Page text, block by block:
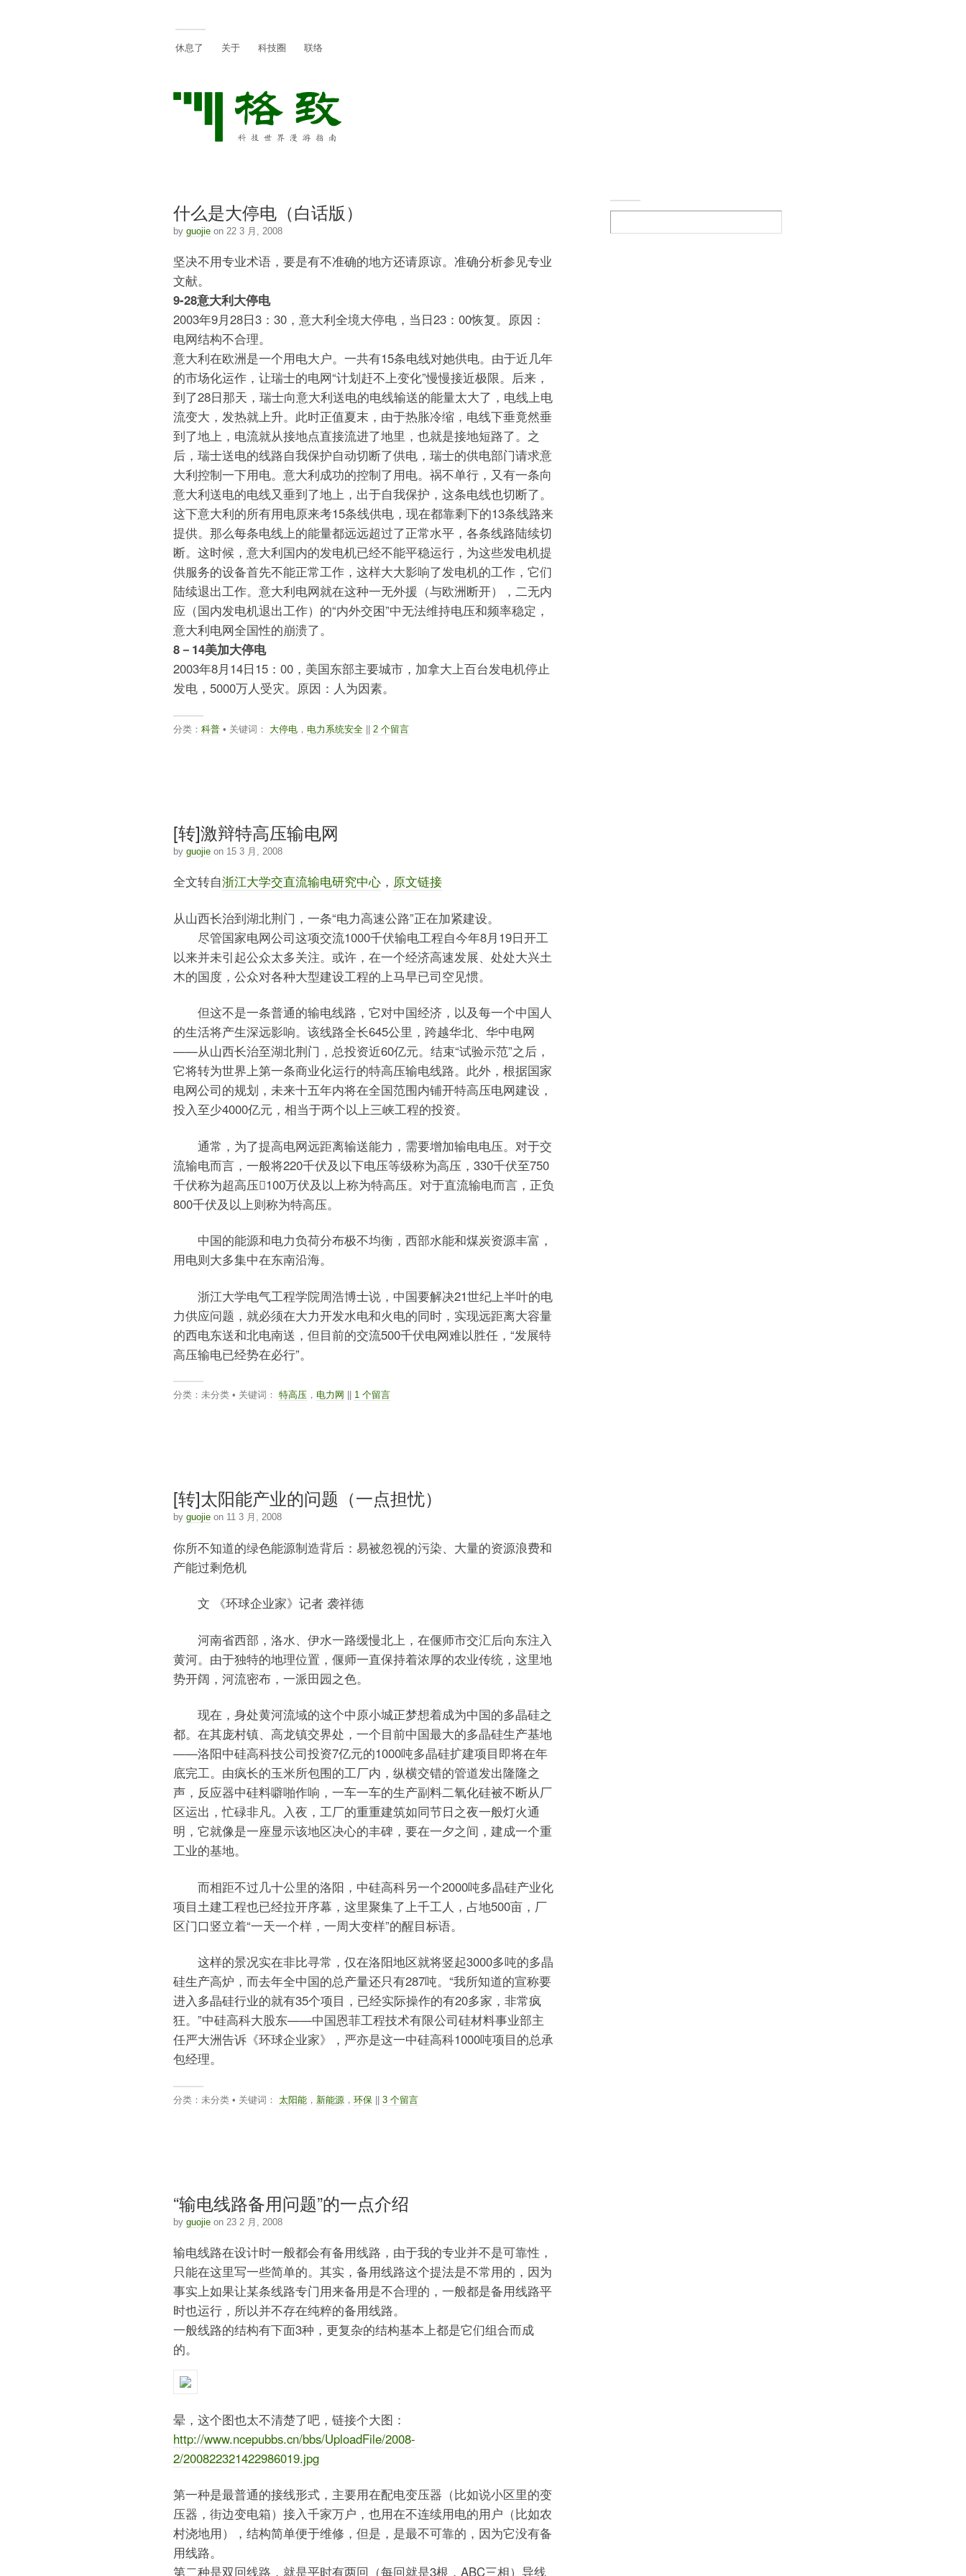
休息了 关于 科技圈 联络
什么是大停电（白话版）
by guojieon 22 3 月, 2008
坚决不用专业术语，要是有不准确的地方还请原谅。准确分析参见专业
文献。
9-28意大利大停电
2003年9月28日3：30，意大利全境大停电，当日23：00恢复。原因：
电网结构不合理。
意大利在欧洲是一个用电大户。一共有15条电线对她供电。由于近几年
的市场化运作，让瑞士的电网“计划赶不上变化”慢慢接近极限。后来，
到了28日那天，瑞士向意大利送电的电线输送的能量太大了，电线上电
流变大，发热就上升。此时正值夏末，由于热胀冷缩，电线下垂竟然垂
到了地上，电流就从接地点直接流进了地里，也就是接地短路了。之
后，瑞士送电的线路自我保护自动切断了供电，瑞士的供电部门请求意
大利控制一下用电。意大利成功的控制了用电。祸不单行，又有一条向
意大利送电的电线又垂到了地上，出于自我保护，这条电线也切断了。
这下意大利的所有用电原来考15条线供电，现在都靠剩下的13条线路来
提供。那么每条电线上的能量都远远超过了正常水平，各条线路陆续切
断。这时候，意大利国内的发电机已经不能平稳运行，为这些发电机提
供服务的设备首先不能正常工作，这样大大影响了发电机的工作，它们
陆续退出工作。意大利电网就在这种一无外援（与欧洲断开），二无内
应（国内发电机退出工作）的“内外交困”中无法维持电压和频率稳定，
意大利电网全国性的崩溃了。
8－14美加大停电
2003年8月14日15：00，美国东部主要城市，加拿大上百台发电机停止
发电，5000万人受灾。原因：人为因素。
分类： 科普• 关键词： 大停电， 电力系统安全|| 2 个留言
[转]激辩特高压输电网
by guojieon 15 3 月, 2008
全文转自浙江大学交直流输电研究中心， 原文链接
从山西长治到湖北荆门，一条“电力高速公路”正在加紧建设。
尽管国家电网公司这项交流1000千伏输电工程自今年8月19日开工
以来并未引起公众太多关注。或许，在一个经济高速发展、处处大兴土
木的国度，公众对各种大型建设工程的上马早已司空见惯。
但这不是一条普通的输电线路，它对中国经济，以及每一个中国人
的生活将产生深远影响。该线路全长645公里，跨越华北、华中电网
——从山西长治至湖北荆门，总投资近60亿元。结束“试验示范”之后，
它将转为世界上第一条商业化运行的特高压输电线路。此外，根据国家
电网公司的规划，未来十五年内将在全国范围内铺开特高压电网建设，
投入至少4000亿元，相当于两个以上三峡工程的投资。
通常，为了提高电网远距离输送能力，需要增加输电电压。对于交
流输电而言，一般将220千伏及以下电压等级称为高压，330千伏至750
千伏称为超高压100万伏及以上称为特高压。对于直流输电而言，正负
800千伏及以上则称为特高压。
中国的能源和电力负荷分布极不均衡，西部水能和煤炭资源丰富，
用电则大多集中在东南沿海。
浙江大学电气工程学院周浩博士说，中国要解决21世纪上半叶的电
力供应问题，就必须在大力开发水电和火电的同时，实现远距离大容量
的西电东送和北电南送，但目前的交流500千伏电网难以胜任，“发展特
高压输电已经势在必行”。
分类：未分类 • 关键词： 特高压， 电力网 1 个留言
[转]太阳能产业的问题（一点担忧）
by guojieon 11 3 月, 2008
你所不知道的绿色能源制造背后：易被忽视的污染、大量的资源浪费和
产能过剩危机
文 《环球企业家》记者 袭祥德
河南省西部，洛水、伊水一路缓慢北上，在偃师市交汇后向东注入
黄河。由于独特的地理位置，偃师一直保持着浓厚的农业传统，这里地
势开阔，河流密布，一派田园之色。
现在，身处黄河流域的这个中原小城正梦想着成为中国的多晶硅之
都。在其庞村镇、高龙镇交界处，一个目前中国最大的多晶硅生产基地
——洛阳中硅高科技公司投资7亿元的1000吨多晶硅扩建项目即将在年
底完工。由疯长的玉米所包围的工厂内，纵横交错的管道发出隆隆之
声，反应器中硅料噼啪作响，一车一车的生产副料二氧化硅被不断从厂
区运出，忙碌非凡。入夜，工厂的重重建筑如同节日之夜一般灯火通
明，它就像是一座显示该地区决心的丰碑，要在一夕之间，建成一个重
工业的基地。
而相距不过几十公里的洛阳，中硅高科另一个2000吨多晶硅产业化
项目土建工程也已经拉开序幕，这里聚集了上千工人，占地500亩，厂
区门口竖立着“一天一个样，一周大变样”的醒目标语。
这样的景况实在非比寻常，仅在洛阳地区就将竖起3000多吨的多晶
硅生产高炉，而去年全中国的总产量还只有287吨。“我所知道的宣称要
进入多晶硅行业的就有35个项目，已经实际操作的有20多家，非常疯
狂。”中硅高科大股东——中国恩菲工程技术有限公司硅材料事业部主
任严大洲告诉《环球企业家》，严亦是这一中硅高科1000吨项目的总承
包经理。
分类：未分类 • 关键词： 太阳能， 新能源， 环保 || 3 个留言
“输电线路备用问题”的一点介绍
by guojieon 23 2 月, 2008
输电线路在设计时一般都会有备用线路，由于我的专业并不是可靠性，
只能在这里写一些简单的。其实，备用线路这个提法是不常用的，因为
事实上如果让某条线路专门用来备用是不合理的，一般都是备用线路平
时也运行，所以并不存在纯粹的备用线路。
一般线路的结构有下面3种，更复杂的结构基本上都是它们组合而成
的。
晕，这个图也太不清楚了吧，链接个大图：
http://www.ncepubbs.cn/bbs/UploadFile/2008-
2/200822321422986019.jpg
第一种是最普通的接线形式，主要用在配电变压器（比如说小区里的变
压器，街边变电箱）接入千家万户，也用在不连续用电的用户（比如农
村浇地用），结构简单便于维修，但是，是最不可靠的，因为它没有备
用线路。
第二种是双回线路，就是平时有两回（每回就是3根，ABC三相）导线